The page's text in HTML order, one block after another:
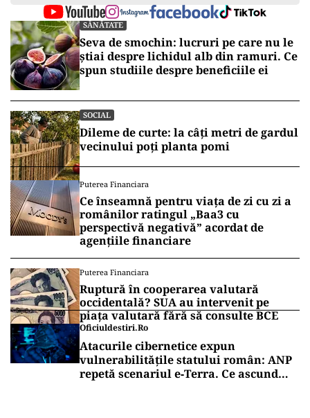
SĂNĂTATE
Seva de smochin: lucruri pe care nu le
știai despre lichidul alb din ramuri. Ce
spun studiile despre beneficiile ei
SOCIAL
Dileme de curte: la câți metri de gardul
vecinului poți planta pomi
Puterea Financiara
Ce înseamnă pentru viața de zi cu zi a
românilor ratingul „Baa3 cu
perspectivă negativă” acordat de
agențiile financiare
Puterea Financiara
Ruptură în cooperarea valutară
occidentală? SUA au intervenit pe
piața valutară fără să consulte BCE
Oficiuldestiri.ro
Atacurile cibernetice expun
vulnerabilitățile statului român: ANP
repetă scenariul e‑Terra. Ce ascund